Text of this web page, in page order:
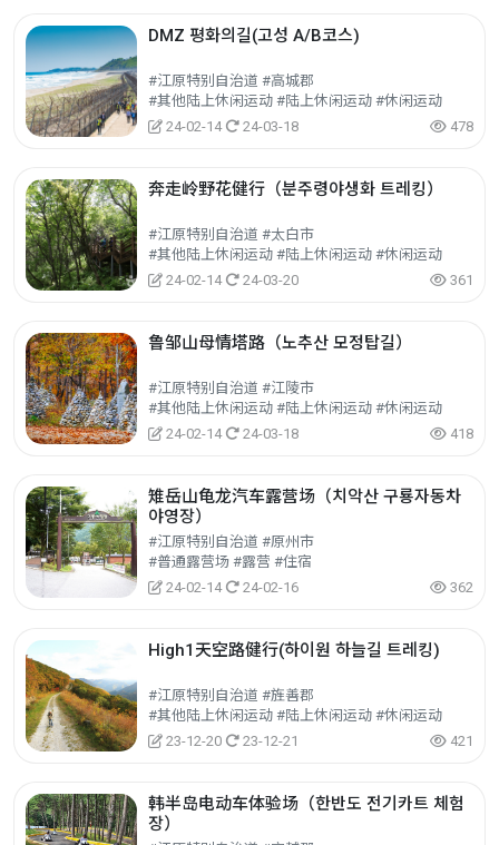
DMZ 평화의길(고성 A/B코스)
#江原特别自治道 #高城郡
#其他陆上休闲运动 #陆上休闲运动 #休闲运动
24-02-14
24-03-18 478
奔走岭野花健行（분주령야생화 트레킹）
#江原特别自治道 #太白市
#其他陆上休闲运动 #陆上休闲运动 #休闲运动
24-02-14
24-03-20 361
鲁邹山母情塔路（노추산 모정탑길）
#江原特别自治道 #江陵市
#其他陆上休闲运动 #陆上休闲运动 #休闲运动
24-02-14
24-03-18 418
雉岳山龟龙汽车露营场（치악산 구룡자동차
야영장）
#江原特别自治道 #原州市
#普通露营场 #露营 #住宿
24-02-14
24-02-16 362
High1天空路健行(하이원 하늘길 트레킹)
#江原特别自治道 #旌善郡
#其他陆上休闲运动 #陆上休闲运动 #休闲运动
23-12-20
23-12-21 421
韩半岛电动车体验场（한반도 전기카트 체험
장）